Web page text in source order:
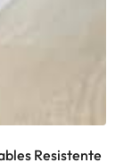
Resistente